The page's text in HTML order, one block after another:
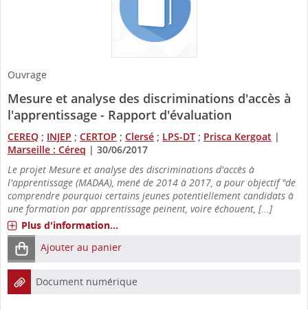
Ouvrage
Mesure et analyse des discriminations d'accès à
l'apprentissage - Rapport d'évaluation
CEREQ ; INJEP ; CERTOP ; Clersé ; LPS-DT ; Prisca Kergoat |
Marseille : Céreq | 30/06/2017
Le projet Mesure et analyse des discriminations d'accès à
l'apprentissage (MADAA), mené de 2014 à 2017, a pour objectif "de
comprendre pourquoi certains jeunes potentiellement candidats à
une formation par apprentissage peinent, voire échouent, [...]
Plus d'information...
Ajouter au panier
Document numérique